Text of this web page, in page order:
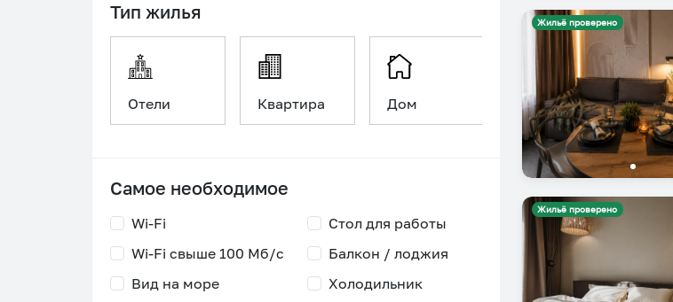
Тип жилья
Отели Квартира Дом Уникальное
Самое необходимое
Wi-Fi
Wi-Fi свыше 100 Мб/с
Стол для работы
Балкон / лоджия
Вид на море
Холодильник
Жильё проверено
Жильё проверено